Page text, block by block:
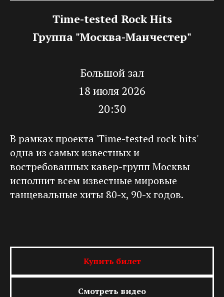
Time-tested Rock Hits
Группа "Москва-Манчестер"
Большой зал
18 июля 2026
20:30
В рамках проекта 'Time-tested rock hits'
одна из самых известных и
востребованных кавер-групп Москвы
исполнит всем известные мировые
танцевальные хиты 80-х, 90-х годов.
Купить билет
Смотреть видео